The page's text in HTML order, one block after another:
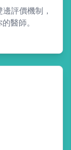
評價機制，
醫師。